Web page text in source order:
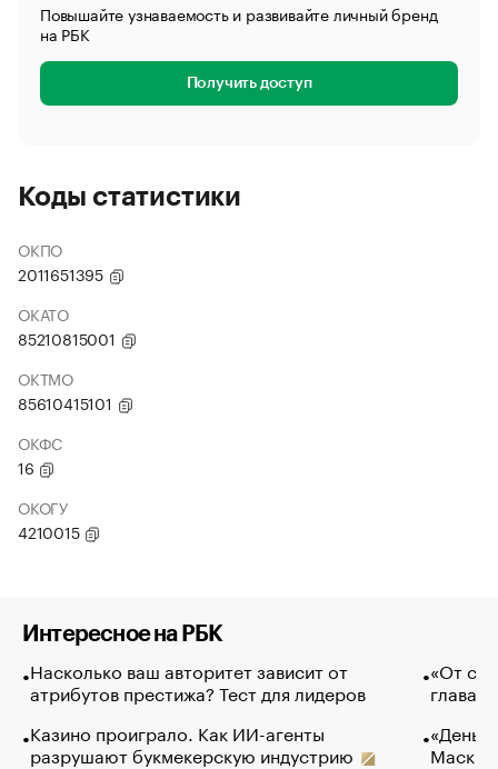
Повышайте узнаваемость и развивайте личный бренд
на РБК
Получить доступ
Коды статистики
ОКПО
2011651395
ОКАТО
85210815001
ОКТМО
85610415101
ОКФС
16
ОКОГУ
4210015
Интересное на РБК
Насколько ваш авторитет зависит от
атрибутов престижа? Тест для лидеров
Казино проиграло. Как ИИ-агенты
разрушают букмекерскую индустрию
«От
глава
Маск в